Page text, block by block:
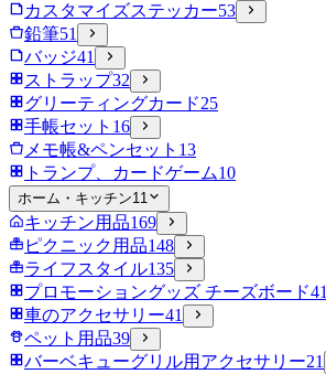
カスタマイズステッカー53
鉛筆51
バッジ41
ストラップ32
グリーティングカード25
手帳セット 16
メモ帳&ペンセット 13
トランプ、カードゲーム10
ホーム・キッチン11
キッチン用品169
ピクニック用品148
ライフスタイル135
プロモーショングッズ チーズボード41
車のアクセサリー41
ペット用品39
バーベキューグリル用アクセサリー21